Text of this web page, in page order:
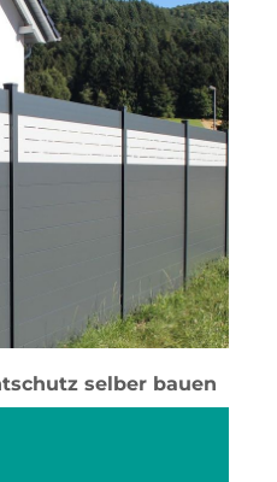
selber bauen